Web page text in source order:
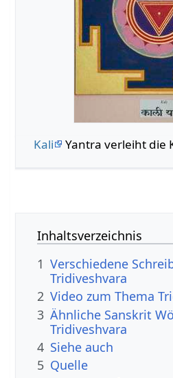
Kali Yantra verleiht die
Inhaltsverzeichnis
1 Verschiedene
Tridiveshvara
2 Video zum Thema
3 Ähnliche Sanskrit
Tridiveshvara
4 Siehe auch
5 Quelle